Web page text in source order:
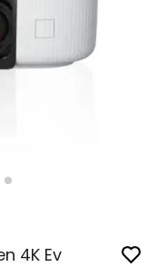
4K Ev